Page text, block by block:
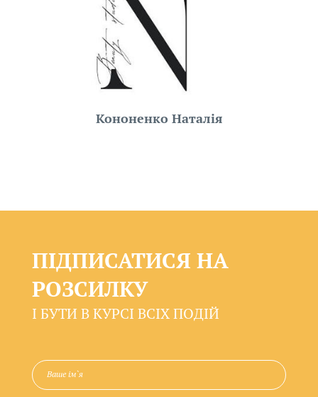
Кононенко Наталія
ПІДПИСАТИСЯ НА
РОЗСИЛКУ
І БУТИ В КУРСІ ВСІХ ПОДІЙ